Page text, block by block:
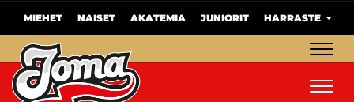
MIEHET NAISET AKATEMIA JUNIORIT HARRASTE